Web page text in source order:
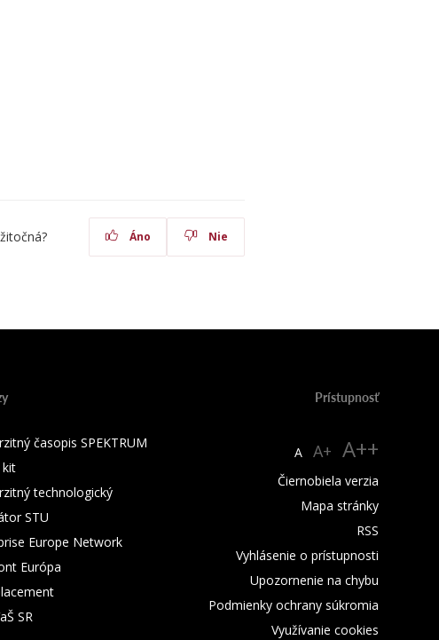
Áno Nie
časopis SPEKTRUM
kit
technologický
STU
Europe Network
Európa
SR
Prístupnosť
A A+ A++
Čiernobiela verzia
Mapa stránky
RSS
Vyhlásenie o prístupnosti
Upozornenie na chybu
Podmienky ochrany súkromia
Využívanie cookies